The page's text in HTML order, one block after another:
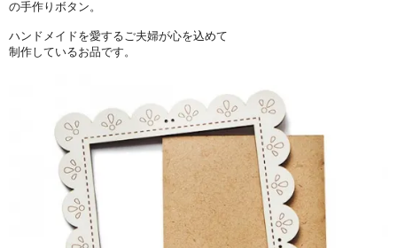
の手作りボタン。
ハンドメイドを愛するご夫婦が心を込めて
制作しているお品です。